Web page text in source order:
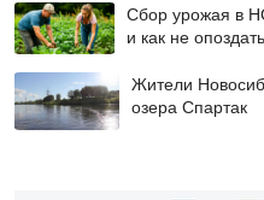
Сбор урожая в
и как не опоздать
Жители
озера Спартак